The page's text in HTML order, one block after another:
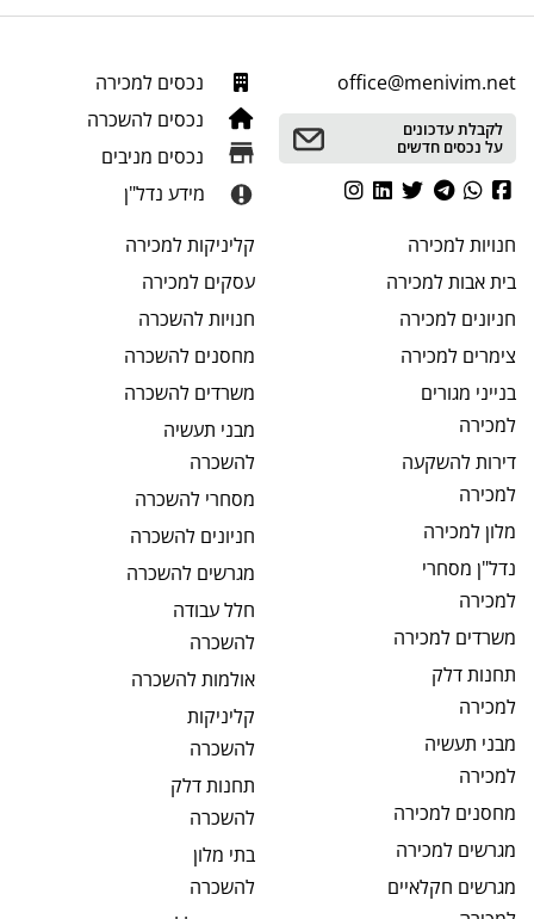
office@menivim.net
לקבלת עדכונים
על נכסים חדשים
נכסים למכירה
נכסים להשכרה
נכסים מניבים
מידע נדל"ן
חנויותלמכירה
בית אבותלמכירה
חניונים למכירה
צימרים למכירה
בנייני מגורים
למכירה
דירות להשקעה
למכירה
מלון למכירה
נדל"ן מסחרי
למכירה
משרדים למכירה
תחנות דלק
למכירה
מבני תעשיה
למכירה
מחסנים למכירה
מגרשים למכירה
מגרשים חקלאיים
קליניקותלמכירה
עסקים למכירה
חנויותלהשכרה
מחסנים להשכרה
משרדים להשכרה
מבני תעשיה
להשכרה
מסחרי להשכרה
חניונים להשכרה
מגרשים להשכרה
חלל עבודה
להשכרה
אולמותלהשכרה
קליניקות
להשכרה
תחנות דלק
להשכרה
בתי מלון
להשכרה